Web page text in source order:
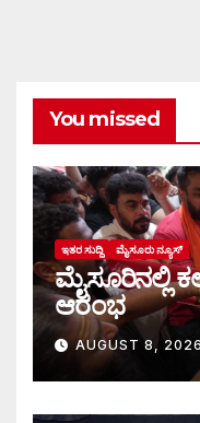
You missed
ಇತರ ಸುದ್ದಿ ಮೈಸೂರು ನ್ಯೂಸ್
ಮೈಸೂರಿನಲ್ಲಿ
ಆರಂಭ
AUGUST 8, 2026